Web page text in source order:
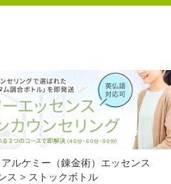
アルケミー（錬金術）エッセンス
ス
ストックボトル